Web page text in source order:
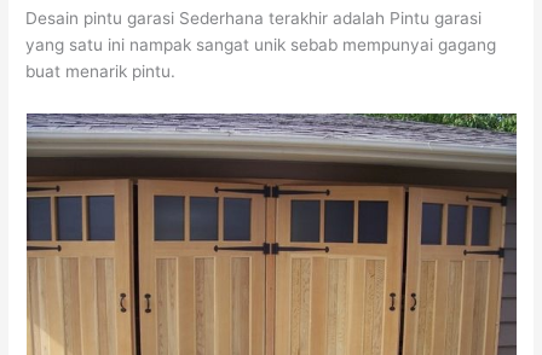
Desain pintu garasi Sederhana terakhir adalah Pintu garasi
yang satu ini nampak sangat unik sebab mempunyai gagang
buat menarik pintu.